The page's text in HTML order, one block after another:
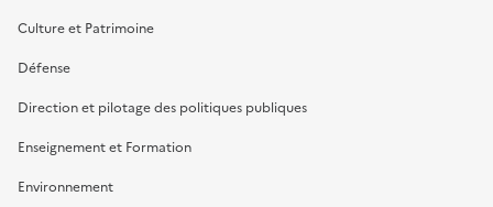
Culture et Patrimoine
Défense
Direction et pilotage des politiques publiques
Enseignement et Formation
Environnement